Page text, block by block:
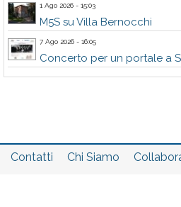
1 Ago 2026 - 15:03
M5S su Villa Bernocchi
7 Ago 2026 - 16:05
Concerto per un portale a
Contatti Chi Siamo